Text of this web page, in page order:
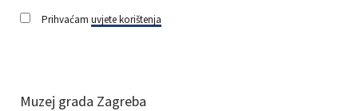
Prihvaćam uvjete korištenja
Muzej grada Zagreba